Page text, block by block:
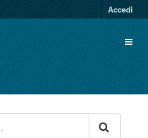
Accedi